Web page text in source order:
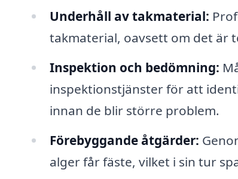
Underhåll av takmaterial:
takmaterial, oavsett om det är
Inspektion och bedömning:
inspektionstjänster för att
innan de blir större problem.
Förebyggande åtgärder:
alger får fäste, vilket i sin tur